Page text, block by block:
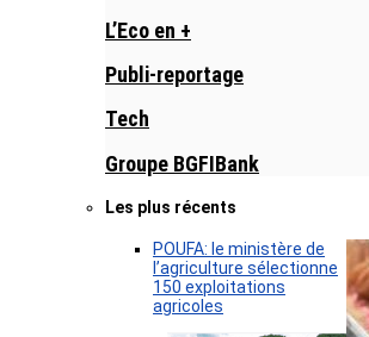
L’Eco en +
Publi-reportage
Tech
Groupe BGFIBank
Les plus récents
POUFA: le ministère de
l’agriculture sélectionne
150 exploitations
agricoles